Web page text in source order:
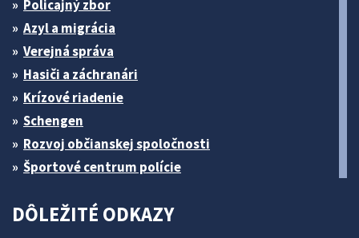
Policajný zbor
Azyl a migrácia
Verejná správa
Hasiči a záchranári
Krízové riadenie
Schengen
Rozvoj občianskej spoločnosti
Športové centrum polície
DÔLEŽITÉ ODKAZY